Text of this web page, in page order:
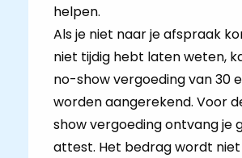
helpen.
Als je niet naar je afspraak
niet tijdig hebt laten weten,
no-show vergoeding van 30
worden aangerekend. Voor
show vergoeding ontvang je
attest. Het bedrag wordt niet